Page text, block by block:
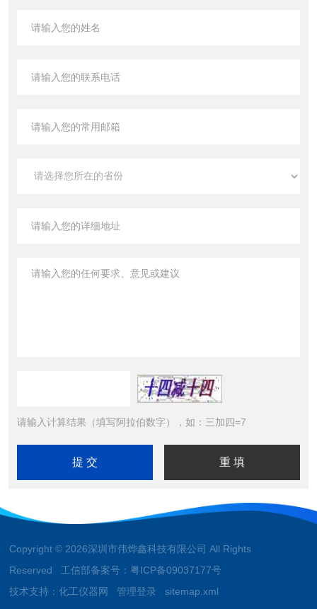
请输入计算结果（填写阿拉伯数字），如：三加四=7
Copyright © 2026深圳市伟烨鑫科技有限公司 All Rights
Reserved 工信部备案号： 粤ICP备09037177号
技术支持：化工仪器网 管理登录 sitemap.xml